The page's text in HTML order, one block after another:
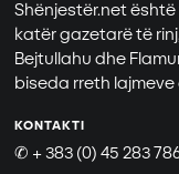
Shënjestër.net
katër gazetarë të
Bejtullahu dhe
biseda rreth lajmeve
KONTAKTI
✆ + 383 (0) 45 283